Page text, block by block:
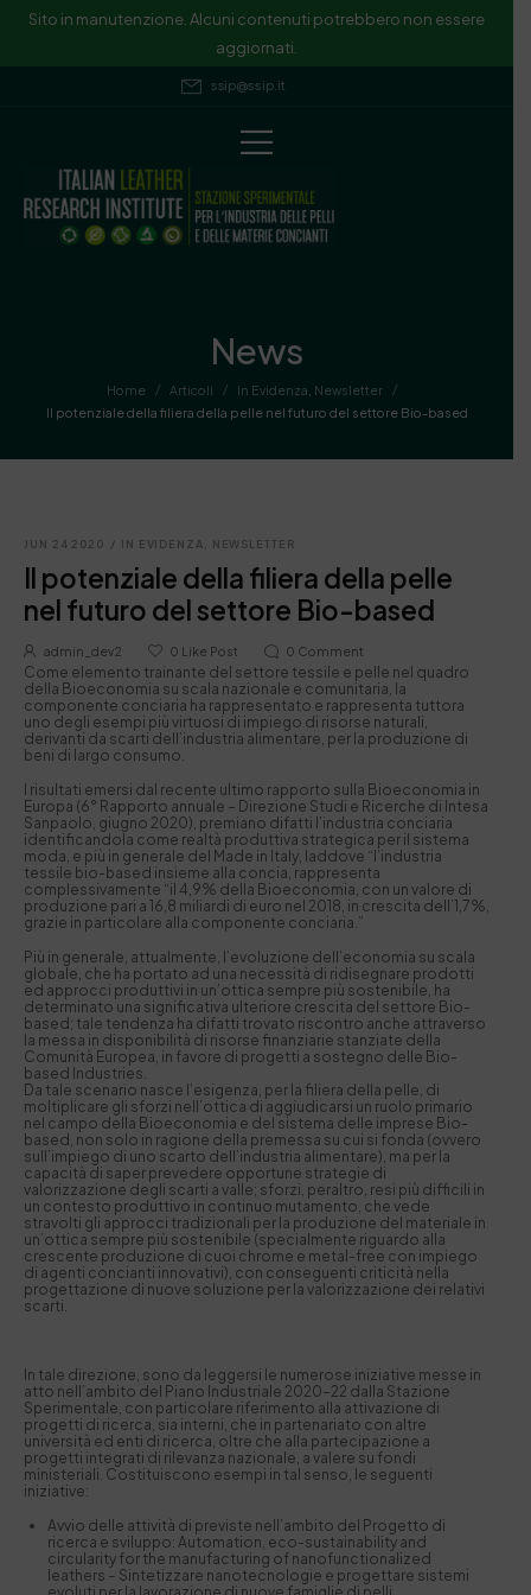
Sito in manutenzione. Alcuni contenuti potrebbero non essere
aggiornati.
ssip@ssip.it
News
Home / Articoli / In Evidenza Newsletter
/
Il potenziale della filiera della pelle nel futuro del settore Bio-based
JUN 24 2020 / IN EVIDENZA, NEWSLETTER
Il potenziale della filiera della pelle
nel futuro del settore Bio-based
admin_dev2 0 Like Post 0 Comment
Come elemento trainante del settore tessile e pelle nel quadro
della Bioeconomia su scala nazionale e comunitaria, la
componente conciaria ha rappresentato e rappresenta tuttora
uno degli esempi più virtuosi di impiego di risorse naturali,
derivanti da scarti dell’industria alimentare, per la produzione di
beni di largo consumo.
I risultati emersi dal recente ultimo rapporto sulla Bioeconomia in
Europa (6° Rapporto annuale – Direzione Studi e Ricerche di Intesa
Sanpaolo, giugno 2020), premiano difatti l’industria conciaria
identificandola come realtà produttiva strategica per il sistema
moda, e più in generale del Made in Italy, laddove “l’industria
tessile bio-based insieme alla concia, rappresenta
complessivamente “il 4,9% della Bioeconomia, con un valore di
produzione pari a 16,8 miliardi di euro nel 2018, in crescita dell’1,7%,
grazie in particolare alla componente conciaria.”
Più in generale, attualmente, l’evoluzione dell’economia su scala
globale, che ha portato ad una necessità di ridisegnare prodotti
ed approcci produttivi in un’ottica sempre più sostenibile, ha
determinato una significativa ulteriore crescita del settore Bio-
based; tale tendenza ha difatti trovato riscontro anche attraverso
la messa in disponibilità di risorse finanziarie stanziate della
Comunità Europea, in favore di progetti a sostegno delle Bio-
based Industries.
Da tale scenario nasce l’esigenza, per la filiera della pelle, di
moltiplicare gli sforzi nell’ottica di aggiudicarsi un ruolo primario
nel campo della Bioeconomia e del sistema delle imprese Bio-
based, non solo in ragione della premessa su cui si fonda (ovvero
sull’impiego di uno scarto dell’industria alimentare), ma per la
capacità di saper prevedere opportune strategie di
valorizzazione degli scarti a valle; sforzi, peraltro, resi più difficili in
un contesto produttivo in continuo mutamento, che vede
stravolti gli approcci tradizionali per la produzione del materiale in
un’ottica sempre più sostenibile (specialmente riguardo alla
crescente produzione di cuoi chrome e metal-free con impiego
di agenti concianti innovativi), con conseguenti criticità nella
progettazione di nuove soluzione per la valorizzazione dei relativi
scarti.
In tale direzione, sono da leggersi le numerose iniziative messe in
atto nell’ambito del Piano Industriale 2020-22 dalla Stazione
Sperimentale, con particolare riferimento alla attivazione di
progetti di ricerca, sia interni, che in partenariato con altre
università ed enti di ricerca, oltre che alla partecipazione a
progetti integrati di rilevanza nazionale, a valere su fondi
ministeriali. Costituiscono esempi in tal senso, le seguenti
iniziative:
Avvio delle attività di previste nell’ambito del Progetto di
ricerca e sviluppo: Automation, eco-sustainability and
circularity for the manufacturing of nanofunctionalized
leathers – Sintetizzare nanotecnologie e progettare sistemi